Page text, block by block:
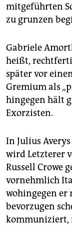
mitgeführten
zu grunzen
Gabriele
heißt,
später vor
Gremium als
hingegen hält
Exorzisten.
In Julius
wird Letzterer
Russell Crowe
vornehmlich
wohingegen er
bevorzugen
kommuniziert,